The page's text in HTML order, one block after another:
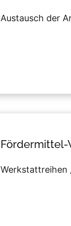
Austausch der
Werkstattreihen